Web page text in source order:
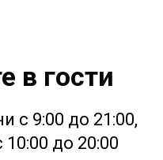
в гости
с 9:00 до 21:00,
до 20:00